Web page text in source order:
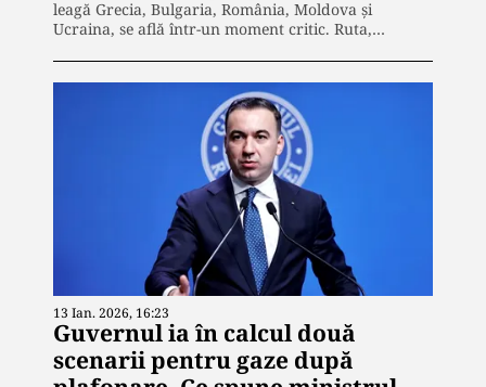
leagă Grecia, Bulgaria, România, Moldova și
Ucraina, se află într-un moment critic. Ruta,…
13 Ian. 2026, 16:23
Guvernul ia în calcul două
scenarii pentru gaze după